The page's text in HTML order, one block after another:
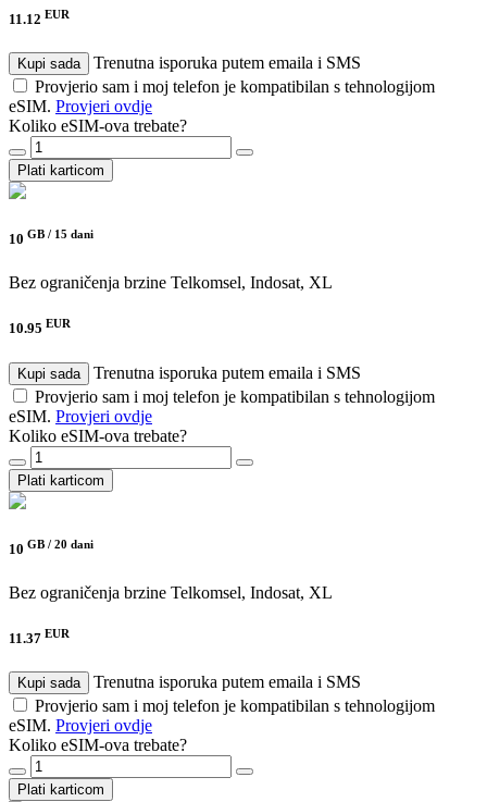
11.12 EUR
Kupi sada
Trenutna isporuka putem emaila i SMS
Provjerio sam i moj telefon je kompatibilan s tehnologijom
eSIM. Provjeri ovdje
Koliko eSIM-ova trebate?
Plati karticom
10 GB / 15 dani
Bez ograničenja brzine Telkomsel, Indosat, XL
10.95 EUR
Kupi sada
Trenutna isporuka putem emaila i SMS
Provjerio sam i moj telefon je kompatibilan s tehnologijom
eSIM. Provjeri ovdje
Koliko eSIM-ova trebate?
Plati karticom
10 GB / 20 dani
Bez ograničenja brzine Telkomsel, Indosat, XL
11.37 EUR
Kupi sada
Trenutna isporuka putem emaila i SMS
Provjerio sam i moj telefon je kompatibilan s tehnologijom
eSIM. Provjeri ovdje
Koliko eSIM-ova trebate?
Plati karticom